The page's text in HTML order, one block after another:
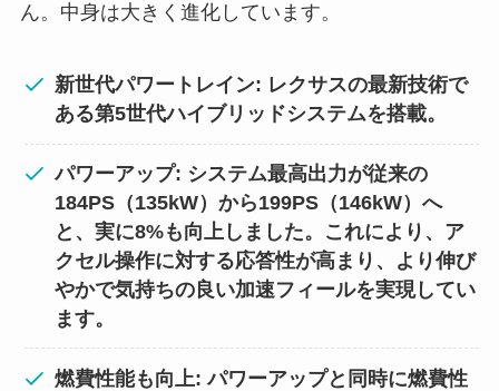
ん。中身は大きく進化しています。
新世代パワートレイン: レクサスの最新技術で
ある第5世代ハイブリッドシステムを搭載。
パワーアップ: システム最高出力が従来の
184PS（135kW）から199PS（146kW）へ
と、実に8%も向上しました。これにより、ア
クセル操作に対する応答性が高まり、より伸び
やかで気持ちの良い加速フィールを実現してい
ます。
燃費性能も向上: パワーアップと同時に燃費性